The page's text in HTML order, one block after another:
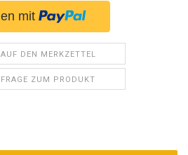
AUF DEN MERKZETTEL
FRAGE ZUM PRODUKT